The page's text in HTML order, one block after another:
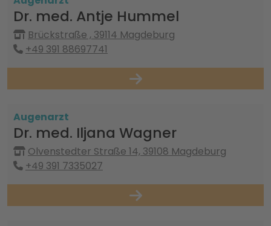
Dr. med. Antje Hummel
Brückstraße , 39114 Magdeburg
+49 391 88697741
Augenarzt
Dr. med. Iljana Wagner
Olvenstedter Straße 14, 39108 Magdeburg
+49 391 7335027